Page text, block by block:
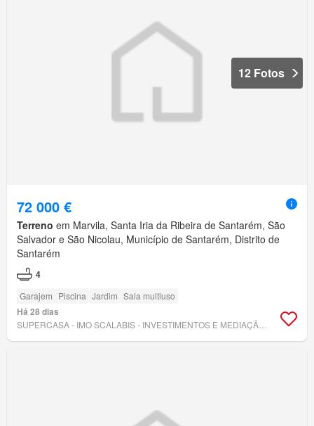
12 Fotos
72 000 €
Terreno em Marvila, Santa Iria da Ribeira de Santarém, São
Salvador e São Nicolau, Município de Santarém, Distrito de
Santarém
4
Garajem Piscina Jardim Sala multiuso
Há 28 dias